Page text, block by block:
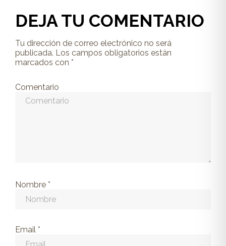
DEJA TU COMENTARIO
Tu dirección de correo electrónico no será
publicada. Los campos obligatorios están
marcados con *
Comentario
Nombre *
Email *